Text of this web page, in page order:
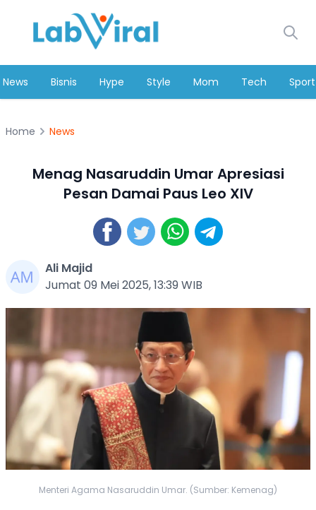
News Bisnis Hype Style Mom Tech Sport
Home News
Menag Nasaruddin Umar Apresiasi
Pesan Damai Paus Leo XIV
Ali Majid
Jumat 09 Mei 2025, 13:39 WIB
Menteri Agama Nasaruddin Umar. (Sumber: Kemenag)